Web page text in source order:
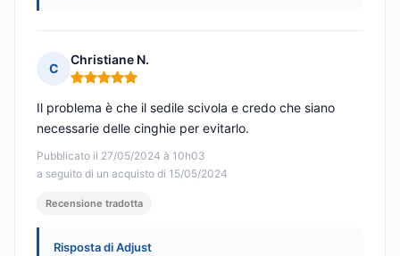
C
Christiane N.
Nota: 5 su 5
Pubblicato il 27/05/2024 à 10h03
a seguito di un acquisto di 15/05/2024
Il problema è che il sedile scivola e credo che siano
necessarie delle cinghie per evitarlo.
Recensione tradotta
Risposta di Adjust